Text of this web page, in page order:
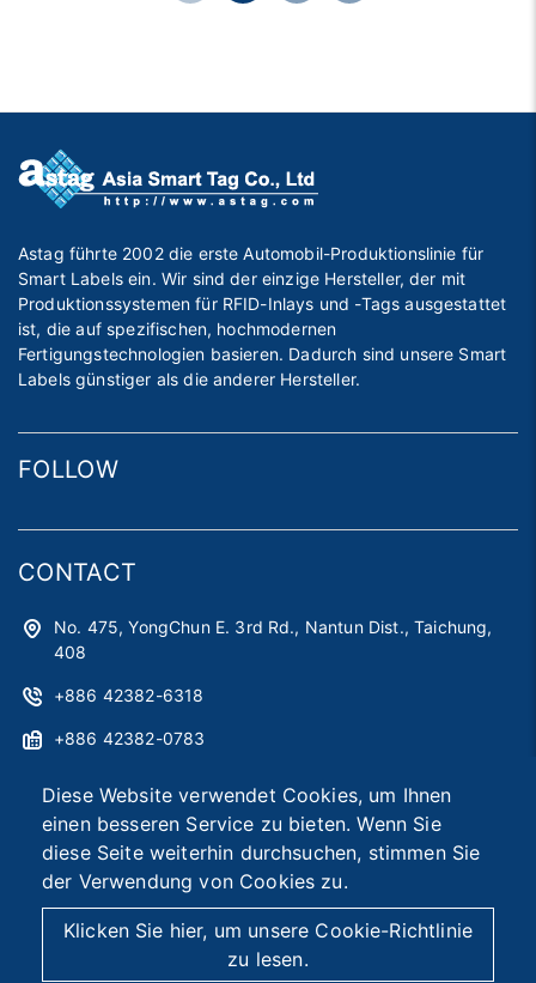
Diese Website verwendet Cookies, um Ihnen
einen besseren Service zu bieten. Wenn Sie
diese Seite weiterhin durchsuchen, stimmen Sie
der Verwendung von Cookies zu.
Klicken Sie hier, um unsere Cookie-Richtlinie
zu lesen.
Astag führte 2002 die erste Automobil-Produktionslinie für
Smart Labels ein. Wir sind der einzige Hersteller, der mit
Produktionssystemen für RFID-Inlays und -Tags ausgestattet
ist, die auf spezifischen, hochmodernen
Fertigungstechnologien basieren. Dadurch sind unsere Smart
Labels günstiger als die anderer Hersteller.
FOLLOW
CONTACT
No. 475, YongChun E. 3rd Rd., Nantun Dist., Taichung,
408
+886 42382-6318
+886 42382-0783
roger@astag.com
2026 © Asia Smart Tag Co., Ltd. Designed by首岳資訊
Seitenübersicht